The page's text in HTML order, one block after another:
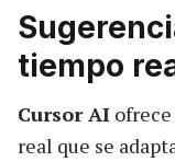
tiempo
Cursor AI
real que se